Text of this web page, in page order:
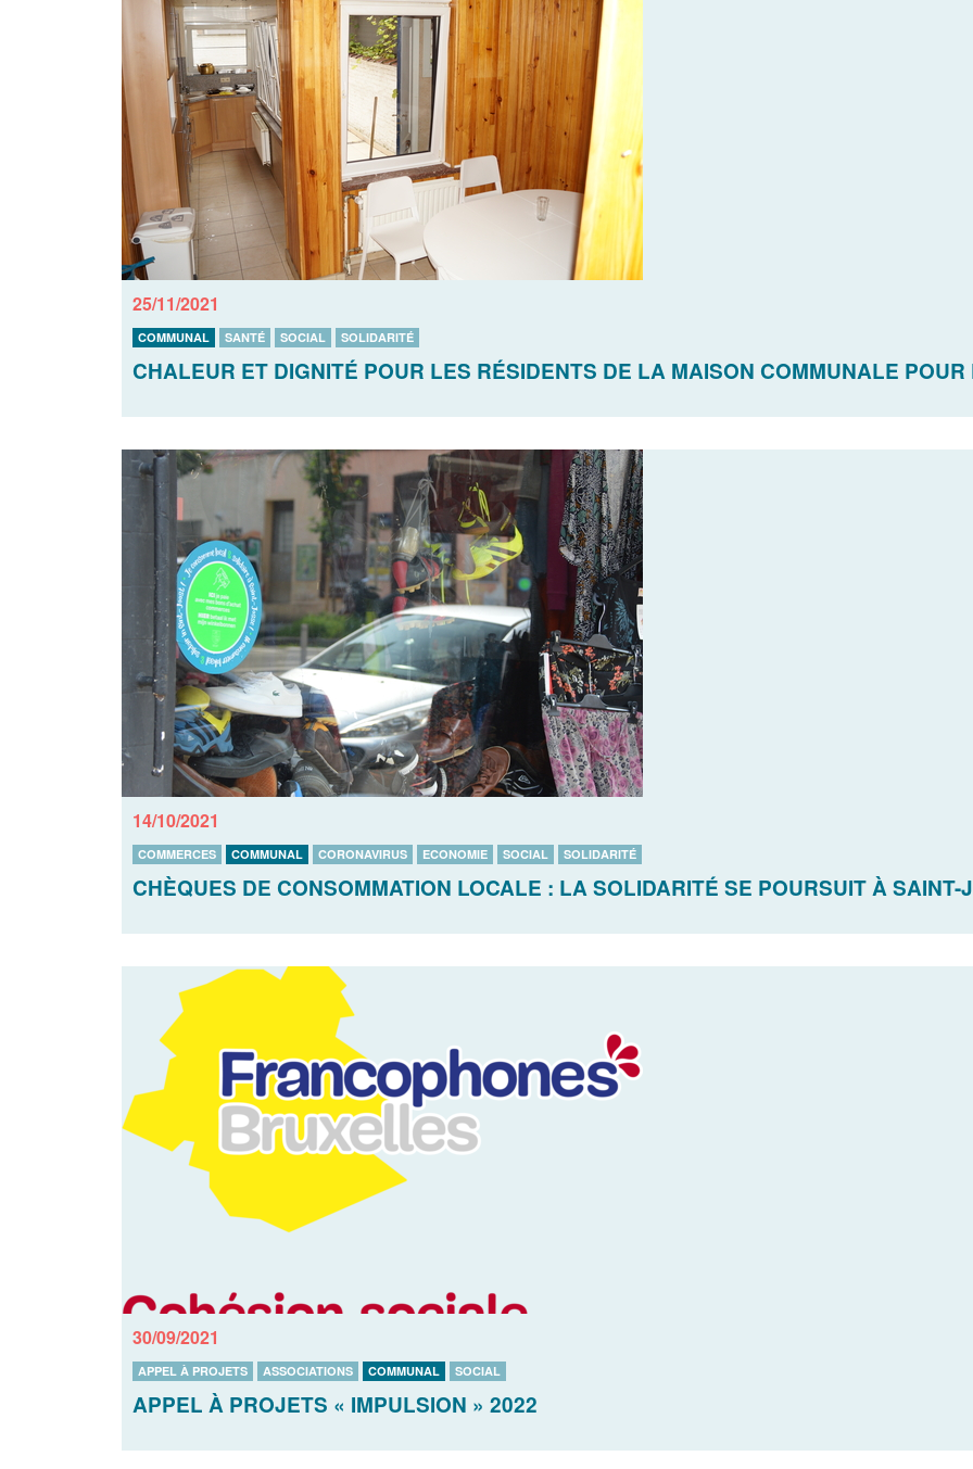
25/11/2021
COMMUNAL SANTÉ SOCIAL SOLIDARITÉ
CHALEUR ET DIGNITÉ POUR LES RÉSIDENTS DE LA MAISON COMMUNALE
14/10/2021
COMMERCES COMMUNAL CORONAVIRUS ECONOMIE SOCIAL SOLIDARITÉ
CHÈQUES DE CONSOMMATION LOCALE : LA SOLIDARITÉ SE POURSUIT À SAINT-
30/09/2021
APPEL À PROJETS ASSOCIATIONS COMMUNAL SOCIAL
APPEL À PROJETS « IMPULSION » 2022